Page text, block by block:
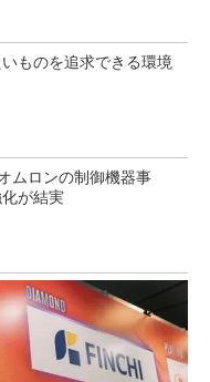
いものを追求できる環境
ムロンの制御機器事
が結実